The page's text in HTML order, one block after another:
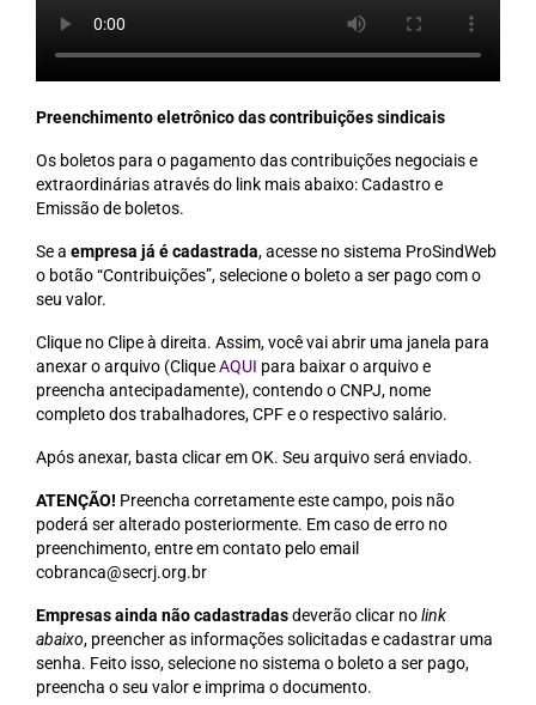
Coletivo Margaridas
Coletivo de Igualdade Racial
DENÚNCIAS
SERVIÇOS
Cadastro de empresa
Jurídico
Declarações
Saúde
Aplicativo Comerciários RJ
Acordo de Feriado para Empresas
CIPA
BENEFÍCIOS
Preenchimento eletrônico das contribuições sindicais
Os boletos para o pagamento das contribuições negociais e
extraordinárias através do link mais abaixo: Cadastro e
Emissão de boletos.
Se a empresa já é cadastrada, acesse no sistema ProSindWeb
o botão “Contribuições”, selecione o boleto a ser pago com o
seu valor.
Clique no Clipe à direita. Assim, você vai abrir uma janela para
anexar o arquivo (CliqueAQUI para baixar o arquivo e
preencha antecipadamente), contendo o CNPJ, nome
completo dos trabalhadores, CPF e o respectivo salário.
Após anexar, basta clicar em OK. Seu arquivo será enviado.
ATENÇÃO! Preencha corretamente este campo, pois não
poderá ser alterado posteriormente. Em caso de erro no
preenchimento, entre em contato pelo email
cobranca@secrj.org.br
Empresas ainda não cadastradasdeverão clicar nolink
abaixo, preencher as informações solicitadas e cadastrar uma
senha. Feito isso, selecione no sistema o boleto a ser pago,
preencha o seu valor e imprima o documento.